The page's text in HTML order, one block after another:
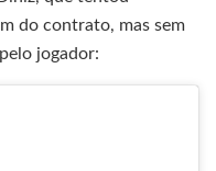
do contrato, mas sem
jogador: